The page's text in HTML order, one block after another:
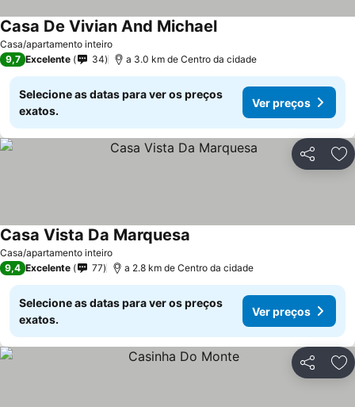
Casa/apartamento inteiro
Casa De Vivian And MichaelVer preços
9,7 Excelente 34 a 3.0 km de Centro da cidade
Selecione as datas para ver os preços
exatos.
Ver preços
Partilhar
Casa/apartamento inteiro
Casa Vista Da Marquesa
9,4 Excelente 77 a 2.8 km de Centro da cidade
Selecione as datas para ver os preços
exatos.
Ver preços
Partilhar